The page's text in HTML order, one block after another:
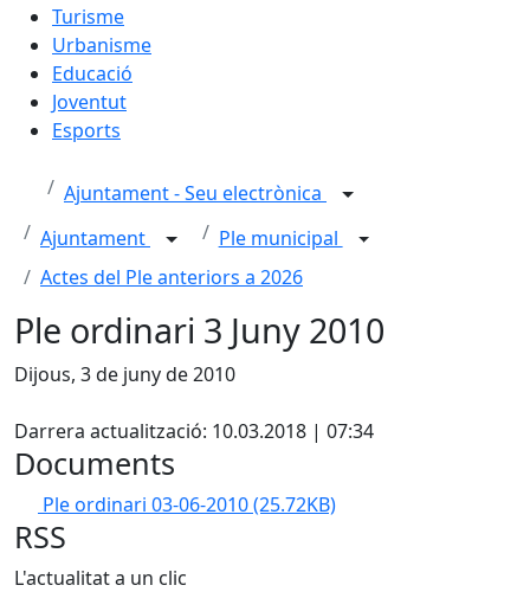
Turisme
Urbanisme
Educació
Joventut
Esports
Ajuntament - Seu electrònica
Ajuntament
Ple municipal
Actes del Ple anteriors a 2026
Ple ordinari 3 Juny 2010
Dijous, 3 de juny de 2010
Darrera actualització: 10.03.2018 | 07:34
Documents
Ple ordinari 03-06-2010(25.72KB)
RSS
L'actualitat a un clic